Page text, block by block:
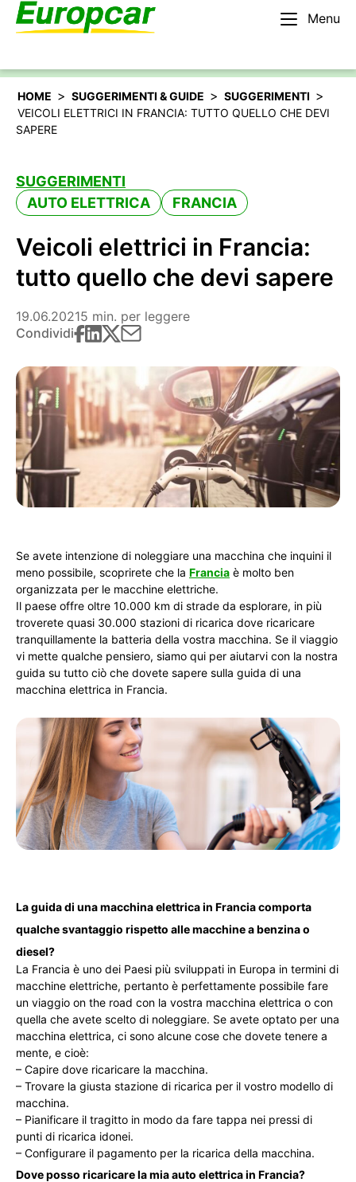
Menu
Italiano
HOME > SUGGERIMENTI & GUIDE > SUGGERIMENTI >
VEICOLI ELETTRICI IN FRANCIA: TUTTO QUELLO CHE DEVI
SAPERE
SUGGERIMENTI
AUTO ELETTRICA
FRANCIA
Veicoli elettrici in Francia:
tutto quello che devi sapere
19.06.20215 min. per leggere
Condividi
Se avete intenzione di noleggiare una macchina che inquini il
meno possibile, scoprirete che la Francia è molto ben
organizzata per le macchine elettriche.
Il paese offre oltre 10.000 km di strade da esplorare, in più
troverete quasi 30.000 stazioni di ricarica dove ricaricare
tranquillamente la batteria della vostra macchina. Se il viaggio
vi mette qualche pensiero, siamo qui per aiutarvi con la nostra
guida su tutto ciò che dovete sapere sulla guida di una
macchina elettrica in Francia.
La guida di una macchina elettrica in Francia comporta
qualche svantaggio rispetto alle macchine a benzina o
diesel?
La Francia è uno dei Paesi più sviluppati in Europa in termini di
macchine elettriche, pertanto è perfettamente possibile fare
un viaggio on the road con la vostra macchina elettrica o con
quella che avete scelto di noleggiare. Se avete optato per una
macchina elettrica, ci sono alcune cose che dovete tenere a
mente, e cioè:
– Capire dove ricaricare la macchina.
– Trovare la giusta stazione di ricarica per il vostro modello di
macchina.
– Pianificare il tragitto in modo da fare tappa nei pressi di
punti di ricarica idonei.
– Configurare il pagamento per la ricarica della macchina.
Dove posso ricaricare la mia auto elettrica in Francia?